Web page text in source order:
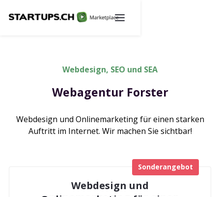
Webdesign, SEO und SEA
Webagentur Forster
Webdesign und Onlinemarketing für einen starken
Auftritt im Internet. Wir machen Sie sichtbar!
Webdesign und
Sonderangebot